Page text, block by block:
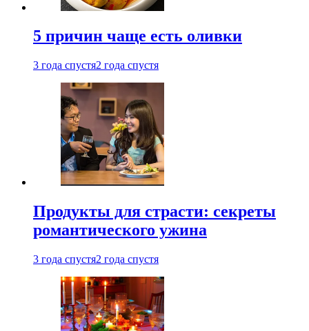
5 причин чаще есть оливки
3 года спустя2 года спустя
Продукты для страсти: секреты
романтического ужина
3 года спустя2 года спустя